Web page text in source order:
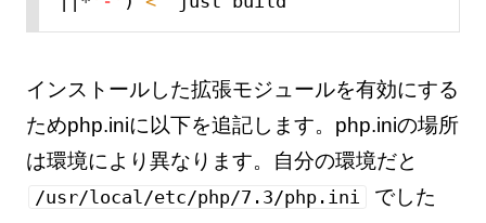
インストールした拡張モジュールを有効にする
ためphp.iniに以下を追記します。php.iniの場所
は環境により異なります。自分の環境だと
/usr/local/etc/php/7.3/php.ini でした